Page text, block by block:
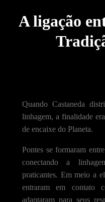
A ligação
Quando Castaneda
linhagem, a finalidade
de encaixe do Planeta.
Pontes se formaram
conectando a
praticantes. Em meio a
entraram em contato
adaptaram para seus